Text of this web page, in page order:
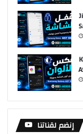
إنضم لقناتنا